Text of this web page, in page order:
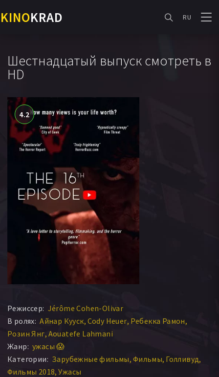
KINOKRAD RU
Шестнадцатый выпуск смотреть в
HD
4.2
Режиссер: Jérôme Cohen-Olivar
В ролях: Айнар Кууск Cody Heuer Ребекка Рамон
Розин Янг Aouatefe Lahmani
Жанр: ужасы 😱
Категории: Зарубежные фильмы Фильмы Голливуд
Фильмы 2018 Ужасы